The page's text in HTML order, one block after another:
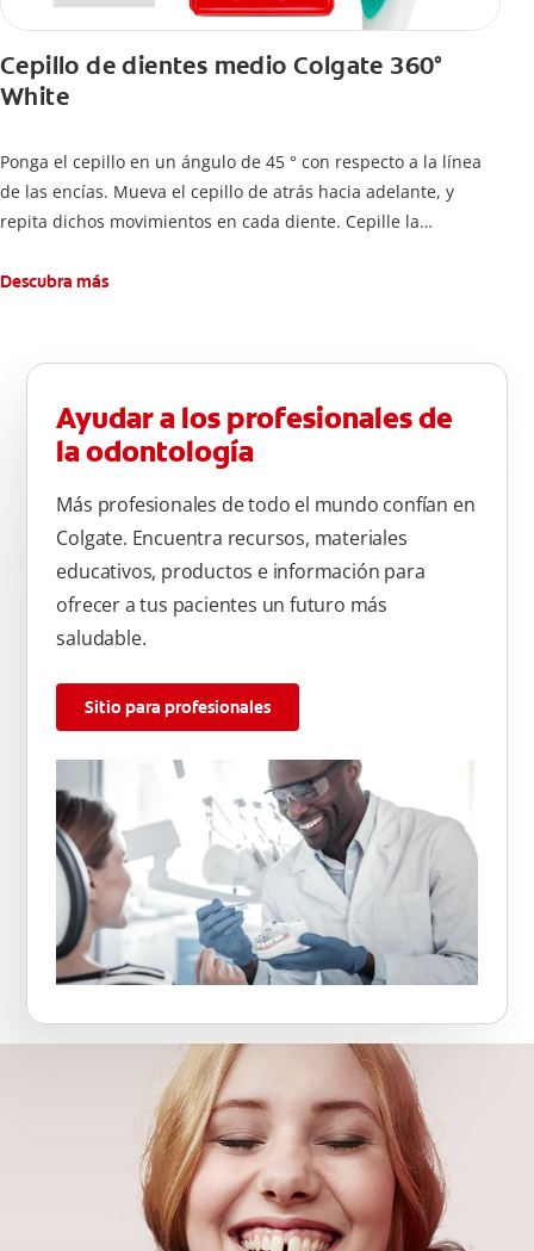
Cepillo de dientes medio Colgate 360°
White
Ponga el cepillo en un ángulo de 45 ° con respecto a la línea
de las encías. Mueva el cepillo de atrás hacia adelante, y
repita dichos movimientos en cada diente. Cepille la
atrás hacia adelante. Cepille la superficie masticatoria (parte
atrás, arriba y abajo, en la parte superior e inferior. No se
olvide de cepillar la lengua para quitar el mal olor causado
por las bacterias.
Descubra más
Ayudar a los profesionales de
la odontología
Más profesionales de todo el mundo confían en
Colgate. Encuentra recursos, materiales
educativos, productos e información para
ofrecer a tus pacientes un futuro más
saludable.
Sitio para profesionales